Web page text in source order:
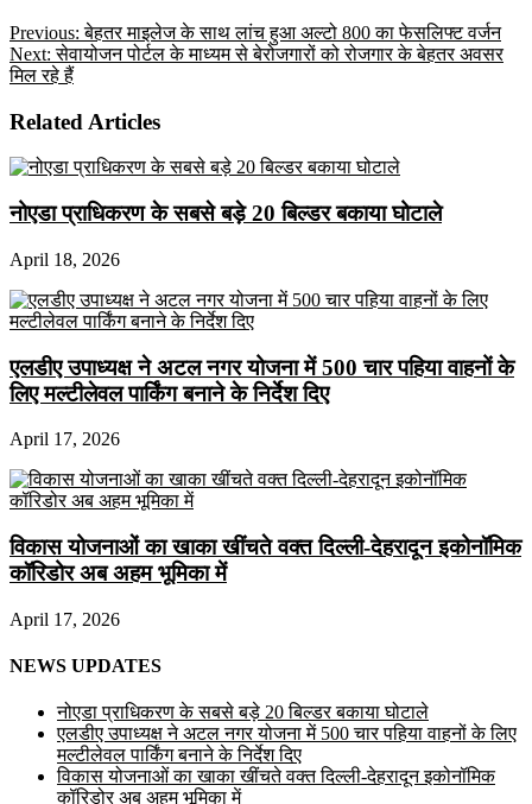
Previous: बेहतर माइलेज के साथ लांच हुआ अल्टो 800 का फेसलिफ्ट वर्जन
Next: सेवायोजन पोर्टल के माध्यम से बेरोजगारों को रोजगार के बेहतर अवसर
मिल रहे हैं
Related Articles
नोएडा प्राधिकरण के सबसे बड़े 20 बिल्डर बकाया घोटाले
April 18, 2026
एलडीए उपाध्यक्ष ने अटल नगर योजना में 500 चार पहिया वाहनों के
लिए मल्टीलेवल पार्किंग बनाने के निर्देश दिए
April 17, 2026
विकास योजनाओं का खाका खींचते वक्त दिल्ली-देहरादून इकोनॉमिक
कॉरिडोर अब अहम भूमिका में
April 17, 2026
NEWS UPDATES
नोएडा प्राधिकरण के सबसे बड़े 20 बिल्डर बकाया घोटाले
एलडीए उपाध्यक्ष ने अटल नगर योजना में 500 चार पहिया वाहनों के लिए
मल्टीलेवल पार्किंग बनाने के निर्देश दिए
विकास योजनाओं का खाका खींचते वक्त दिल्ली-देहरादून इकोनॉमिक
कॉरिडोर अब अहम भूमिका में